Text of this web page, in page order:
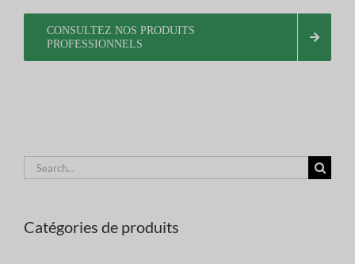
CONSULTEZ NOS PRODUITS
PROFESSIONNELS
Search
for:
Catégories de produits